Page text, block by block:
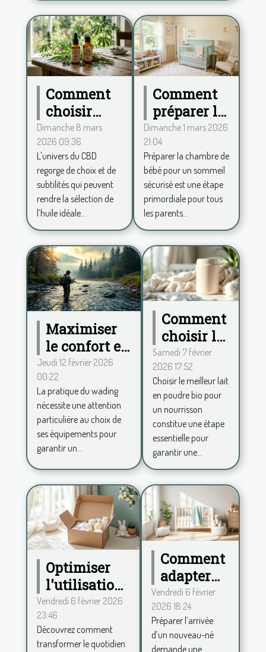
Comment
choisir
entre
spectre
complet et
large pour
votre huile
de CBD ?
Dimanche 8 mars
2026 09:36
L'univers du CBD
regorge de choix et de
subtilités qui peuvent
rendre la sélection de
l’huile idéale...
Comment
préparer la
chambre
de bébé
pour un
sommeil
sécurisé ?
Dimanche 1 mars 2026
21:04
Préparer la chambre de
bébé pour un sommeil
sécurisé est une étape
primordiale pour tous
les parents...
Maximiser
le confort en
wading :
conseils
pour choisir
ses
équipements
Jeudi 12 février 2026
00:22
La pratique du wading
nécessite une attention
particulière au choix de
ses équipements pour
garantir un...
Comment
choisir le
meilleur
lait en
poudre
bio pour
votre
bébé?
Samedi 7 février
2026 17:52
Choisir le meilleur lait
en poudre bio pour
un nourrisson
constitue une étape
essentielle pour
garantir une...
Optimiser
l'utilisation
des couches
bio via un
abonnement
Vendredi 6 février 2026
23:46
Découvrez comment
transformer le quotidien
Comment
adapter
votre
maison à
l'arrivée
d'un
Vendredi 6 février
2026 18:24
Préparer l’arrivée
d’un nouveau-né
demande une